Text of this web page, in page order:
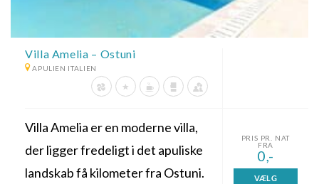
Villa Amelia – Ostuni
APULIEN ITALIEN
Villa Amelia er en moderne villa,
der ligger fredeligt i det apuliske
landskab få kilometer fra Ostuni.
PRIS PR. NAT
FRA
0,-
VÆLG